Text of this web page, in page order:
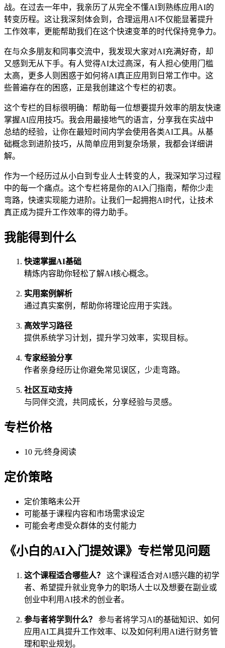
战。在过去一年中，我亲历了从完全不懂AI到熟练应用AI的
转变历程。这让我深刻体会到，合理运用AI不仅能显著提升
工作效率，更能帮助我们在这个快速变革的时代保持竞争力。
在与众多朋友和同事交流中，我发现大家对AI充满好奇，却
又感到无从下手。有人觉得AI太过高深，有人担心使用门槛
太高，更多人则困惑于如何将AI真正应用到日常工作中。这
些普遍存在的困惑，正是我创建这个专栏的初衷。
这个专栏的目标很明确：帮助每一位想要提升效率的朋友快速
掌握AI应用技巧。我会用最接地气的语言，分享我在实战中
总结的经验，让你在最短时间内学会使用各类AI工具。从基
础概念到进阶技巧，从简单应用到复杂场景，我都会详细讲
解。
作为一个经历过从小白到专业人士转变的人，我深知学习过程
中的每一个痛点。这个专栏将是你的AI入门指南，帮你少走
弯路，快速实现能力进阶。让我们一起拥抱AI时代，让技术
真正成为提升工作效率的得力助手。
我能得到什么
快速掌握AI基础
精炼内容助你轻松了解AI核心概念。
实用案例解析
通过真实案例，帮助你将理论应用于实践。
高效学习路径
提供系统学习计划，提升学习效率，实现目标。
专家经验分享
作者亲身经历让你避免常见误区，少走弯路。
社区互动支持
与同伴交流，共同成长，分享经验与灵感。
专栏价格
10 元/终身阅读
定价策略
定价策略未公开
可能基于课程内容和市场需求设定
可能会考虑受众群体的支付能力
《小白的AI入门提效课》专栏常见问题
这个课程适合哪些人？
这个课程适合对AI感兴趣的初学
者、希望提升就业竞争力的职场人士以及想要在副业或
创业中利用AI技术的创业者。
参与者将学到什么？
参与者将学习AI的基础知识、如何
应用AI工具提升工作效率、以及如何利用AI进行财务管
理和职业规划。